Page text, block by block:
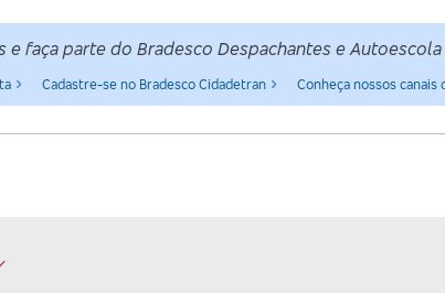
e faça parte do Bradesco Despachantes e Autoescola
Cadastre-se no Bradesco Cidadetran Conheça nossos